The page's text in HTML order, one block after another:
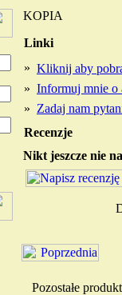
KOPIA
Linki
» Kliknij aby
» Informuj mnie o
» Zadaj nam
Recenzje
Nikt jeszcze nie
Pozostałe